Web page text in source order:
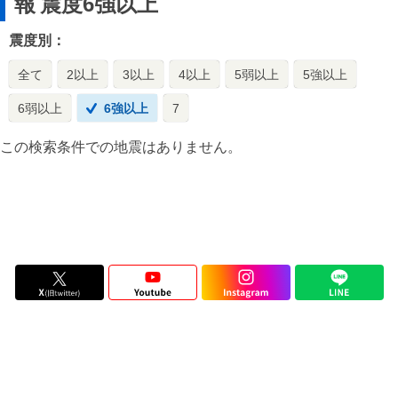
震度別：
全て 2以上 3以上 4以上 5弱以上 5強以上
6弱以上 6強以上 7
この検索条件での地震はありません。